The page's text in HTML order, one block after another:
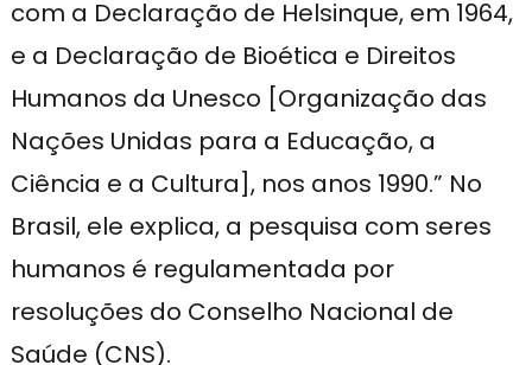
com a Declaração de Helsinque, em 1964,
e a Declaração de Bioética e Direitos
Humanos da Unesco [Organização das
Nações Unidas para a Educação, a
Ciência e a Cultura], nos anos 1990.” No
Brasil, ele explica, a pesquisa com seres
humanos é regulamentada por
resoluções do Conselho Nacional de
Saúde (CNS).